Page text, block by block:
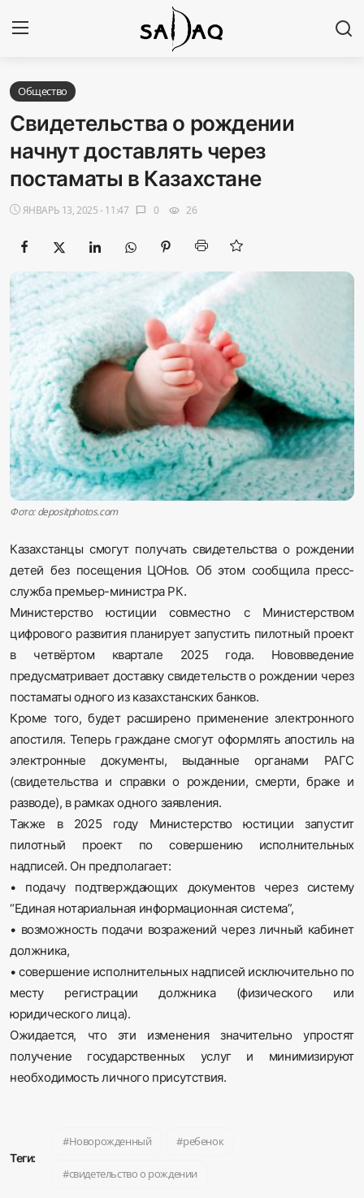
Авторизоваться
Главная
Наши контакты
Новости
Политика
Галерея
Экономика
Sadaq TV
Общество
Спорт
Мир
Русский
Общество
Свидетельства о рождении
начнут доставлять через
постаматы в Казахстане
ЯНВАРЬ 13, 2025 - 11:47 chat_bubble 0 visibility 26
Фото: depositphotos.com
Казахстанцы смогут получать свидетельства о рождении
детей без посещения ЦОНов. Об этом сообщила пресс-
служба премьер-министра РК.
Министерство юстиции совместно с Министерством
цифрового развития планирует запустить пилотный проект
в четвёртом квартале 2025 года. Нововведение
предусматривает доставку свидетельств о рождении через
постаматы одного из казахстанских банков.
Кроме того, будет расширено применение электронного
апостиля. Теперь граждане смогут оформлять апостиль на
электронные документы, выданные органами РАГС
(свидетельства и справки о рождении, смерти, браке и
разводе), в рамках одного заявления.
Также в 2025 году Министерство юстиции запустит
пилотный проект по совершению исполнительных
надписей. Он предполагает:
•
подачу подтверждающих документов через систему
“Единая нотариальная информационная система”,
• возможность подачи возражений через личный кабинет
должника,
• совершение исполнительных надписей исключительно по
месту регистрации должника (физического или
юридического лица).
Ожидается, что эти изменения значительно упростят
получение государственных услуг и минимизируют
необходимость личного присутствия.
Теги:
Новорожденный ребенок
свидетельство о рождении